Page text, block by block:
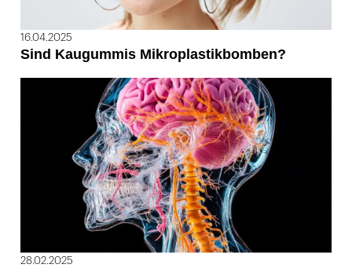
16.04.2025
Sind Kaugummis Mikroplastikbomben?
28.02.2025